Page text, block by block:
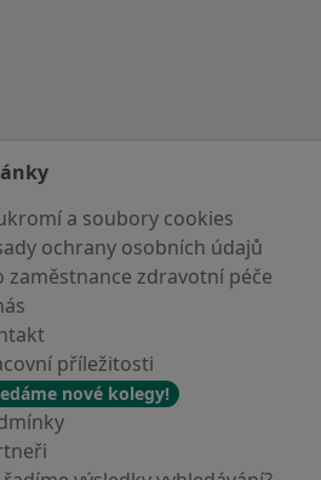
a soubory cookies
ochrany osobních údajů
zaměstnance zdravotní péče
příležitosti
nové kolegy!